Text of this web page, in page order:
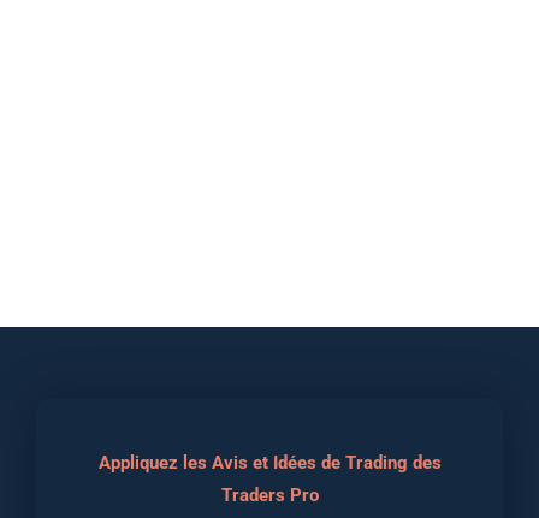
Appliquez les Avis et Idées de Trading des
Traders Pro